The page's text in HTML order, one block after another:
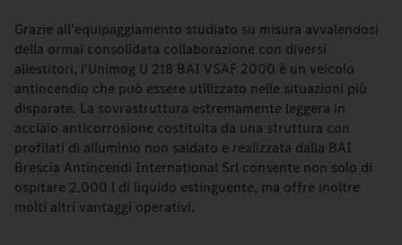
Grazie all'equipaggiamento studiato su misura avvalendosi
della ormai consolidata collaborazione con diversi
allestitori, l'Unimog U 218 BAI VSAF 2000 è un veicolo
antincendio che può essere utilizzato nelle situazioni più
disparate. La sovrastruttura estremamente leggera in
acciaio anticorrosione costituita da una struttura con
profilati di alluminio non saldato e realizzata dalla BAI
Brescia Antincendi International Srl consente non solo di
ospitare 2.000 l di liquido estinguente, ma offre inoltre
molti altri vantaggi operativi.